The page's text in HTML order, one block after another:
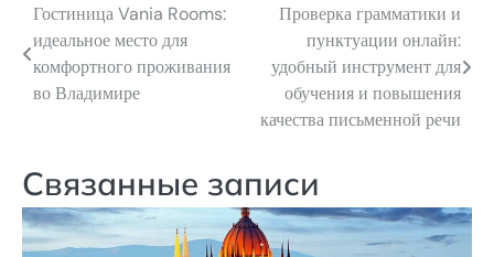
Навигация
по
записям
Гостиница Vania Rooms:
идеальное место для
комфортного проживания
во Владимире
Проверка грамматики и
пунктуации онлайн:
удобный инструмент для
обучения и повышения
качества письменной речи
Связанные записи